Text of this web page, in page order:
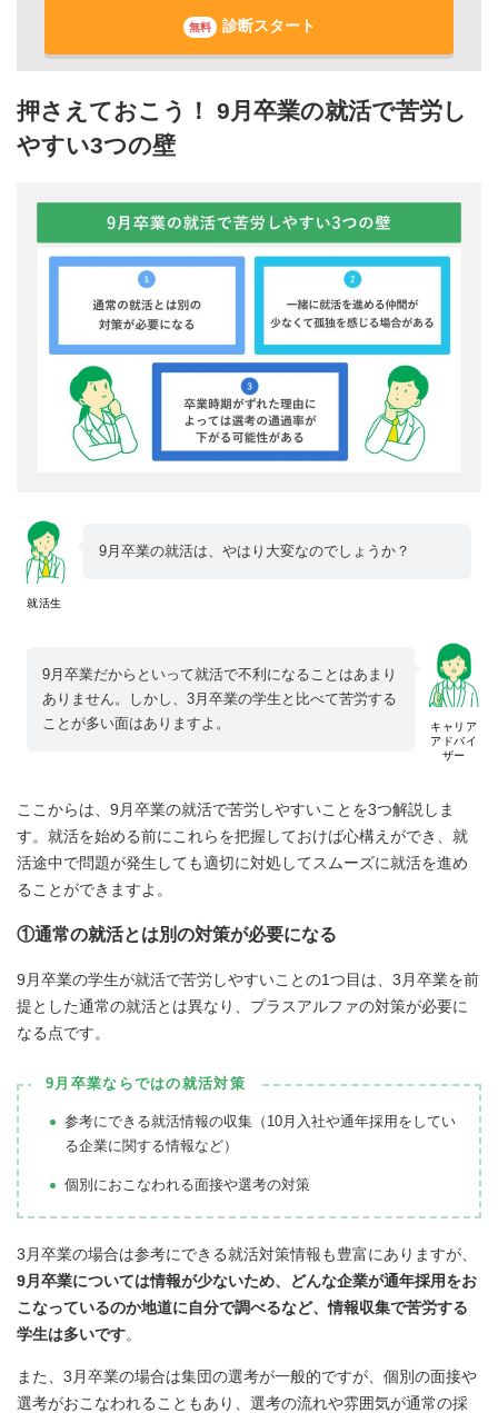
無料 診断スタート
押さえておこう！ 9月卒業の就活で苦労し
やすい3つの壁
就活生
9月卒業の就活は、やはり大変なのでしょうか？
キャリア
アドバイ
ザー
9月卒業だからといって就活で不利になることはあまり
ありません。しかし、3月卒業の学生と比べて苦労する
ことが多い面はありますよ。
ここからは、9月卒業の就活で苦労しやすいことを3つ解説しま
す。就活を始める前にこれらを把握しておけば心構えができ、就
活途中で問題が発生しても適切に対処してスムーズに就活を進め
ることができますよ。
①通常の就活とは別の対策が必要になる
9月卒業の学生が就活で苦労しやすいことの1つ目は、3月卒業を前
提とした通常の就活とは異なり、プラスアルファの対策が必要に
なる点です。
9月卒業ならではの就活対策
参考にできる就活情報の収集（10月入社や通年採用をしてい
る企業に関する情報など）
個別におこなわれる面接や選考の対策
3月卒業の場合は参考にできる就活対策情報も豊富にありますが、
9月卒業については情報が少ないため、どんな企業が通年採用をお
こなっているのか地道に自分で調べるなど、情報収集で苦労する
学生は多いです。
また、3月卒業の場合は集団の選考が一般的ですが、個別の面接や
選考がおこなわれることもあり、選考の流れや雰囲気が通常の採